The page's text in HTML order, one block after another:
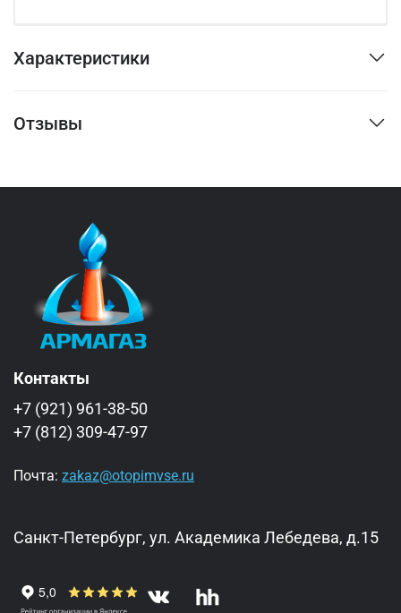
Характеристики
Отзывы
Контакты
+7 (921) 961-38-50
+7 (812) 309-47-97
Почта: zakaz@otopimvse.ru
Санкт-Петербург, ул. Академика Лебедева, д.15